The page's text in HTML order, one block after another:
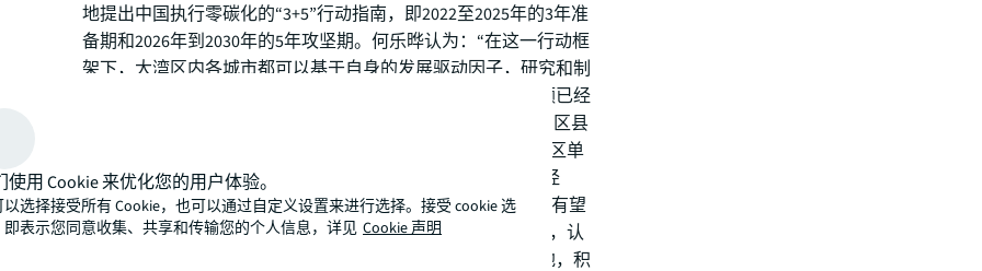
地提出中国执行零碳化的“3+5”行动指南，即2022至2025年的3年准
备期和2026年到2030年的5年攻坚期。何乐晔认为：“在这一行动框
架下，大湾区内各城市都可以基于自身的发展驱动因子，研究和制
定适合自身特点的碳发展路径。数据显示，广碳所广东碳配额已经
占到全国总量28.22%，在各省中位居第一，且大湾区内58%的区县
及地区单位GDP碳排放量优于全国平均水平，70%的区县及地区单
位人口碳排放量优于全国平均水平，大湾区拥有开辟出‘双碳经
济’发展新模式的能力、资源和底气，中国的首座零碳‘理想城’有望
首先在大湾区出现。” 何乐晔还特别以黄埔区广州开发区为例，认
为该区作为国家生态文明建设示范区和国家绿色产业示范基地，积
使用 Cookie 来优化您的用户体验。
选择接受所有 Cookie，也可以通过自定义设置来进行选择。接受 cookie 选
即表示您同意收集、共享和传输您的个人信息，详见 Cookie 声明